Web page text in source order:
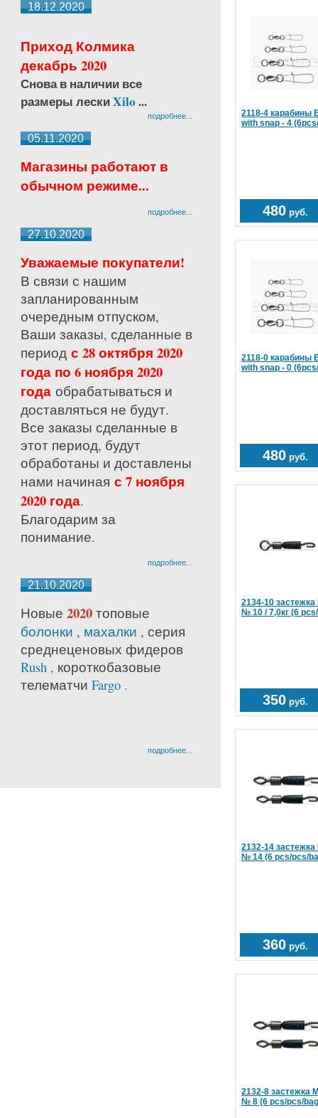
18.12.2020
Приход Колмика
декабрь 2020
Снова в наличии все
размеры лескиXilo...
подробнее...
05.11.2020
Магазины работают в
обычном режиме...
подробнее...
27.10.2020
Уважаемые покупатели!
В связи с нашим
запланированным
очередным отпуском,
Ваши заказы, сделанные в
период с 28 октября 2020
года по 6 ноября 2020
года обрабатываться и
доставляться не будут.
Все заказы сделанные в
этот период, будут
обработаны и доставлены
нами начиная с 7 ноября
2020 года.
Благодарим за
понимание.
подробнее...
21.10.2020
Новые 2020 топовые
болонки , махалки , серия
среднеценовых фидеров
Rush , короткобазовые
телематчи Fargo .
подробнее...
2118-4 карабины
with snap - 4
480 руб.
2118-0 карабины
with snap - 0
480 руб.
2134-10
№ 10 / 7,0кг (6
350 руб.
2132-14
№ 14 (6 pcs/pcs/
360 руб.
2132-8 застежка
№ 8 (6 pcs/pcs/